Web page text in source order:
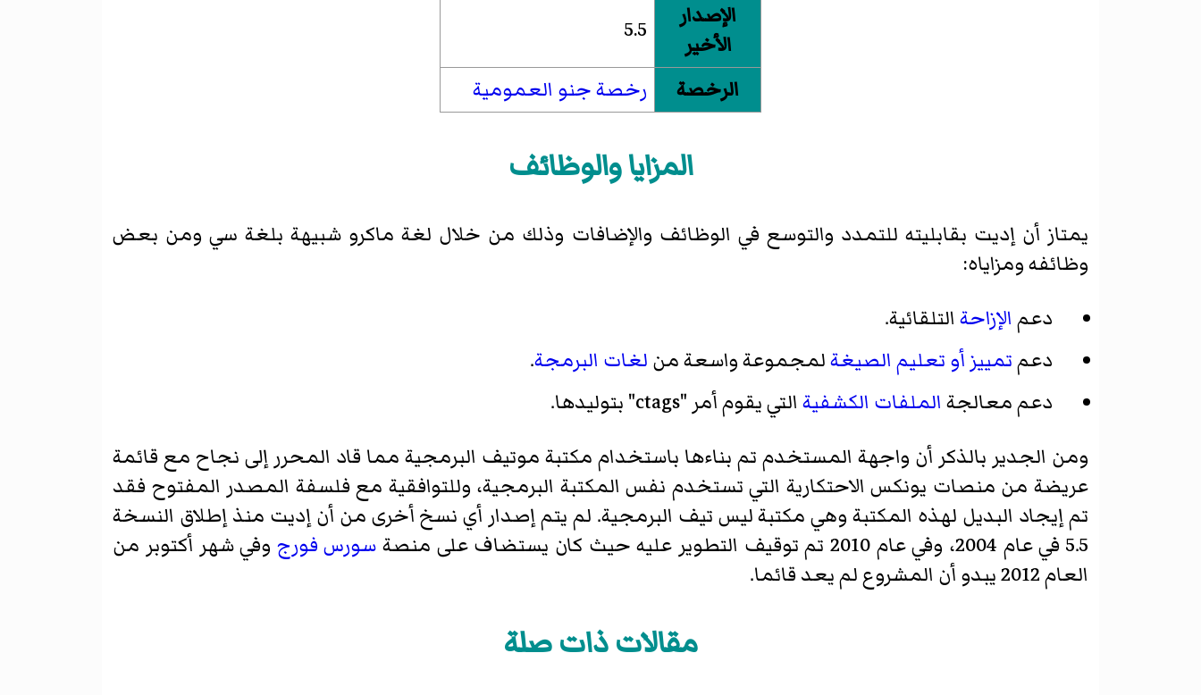
الإصدار
الأخير
5.5
الرخصة رخصة جنو العمومية
المزايا والوظائف
يمتاز أن إديت بقابليته للتمدد والتوسع في الوظائف والإضافات وذلك من خلال لغة ماكرو شبيهة بلغة سي ومن بعض
وظائفه ومزاياه:
دعم الإزاحة التلقائية.
دعمتمييز أو تعليم الصيغةلمجموعة واسعة من لغات البرمجة.
دعم معالجة الملفات الكشفية التي يقوم أمر "ctags" بتوليدها.
ومن الجدير بالذكر أن واجهة المستخدم تم بناءها باستخدام مكتبة موتيف البرمجية مما قاد المحرر إلى نجاح مع قائمة
عريضة من منصات يونكس الاحتكارية التي تستخدم نفس المكتبة البرمجية، وللتوافقية مع فلسفة المصدر المفتوح فقد
تم إيجاد البديل لهذه المكتبة وهي مكتبةليس تيف البرمجية. لم يتم إصدار أي نسخ أخرى من أن إديت منذ إطلاق النسخة
5.5 في عام 2004، وفي عام 2010 تم توقيف التطوير عليه حيث كان يستضاف على منصة
سورس فورج وفي شهر أكتوبر من
العام 2012 يبدو أن المشروع لم يعد قائما.
مقالات ذات صلة